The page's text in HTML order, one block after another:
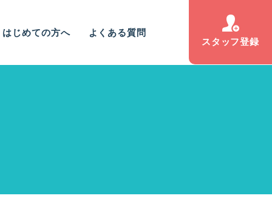
はじめての方へ
よくある質問
スタッフ登録